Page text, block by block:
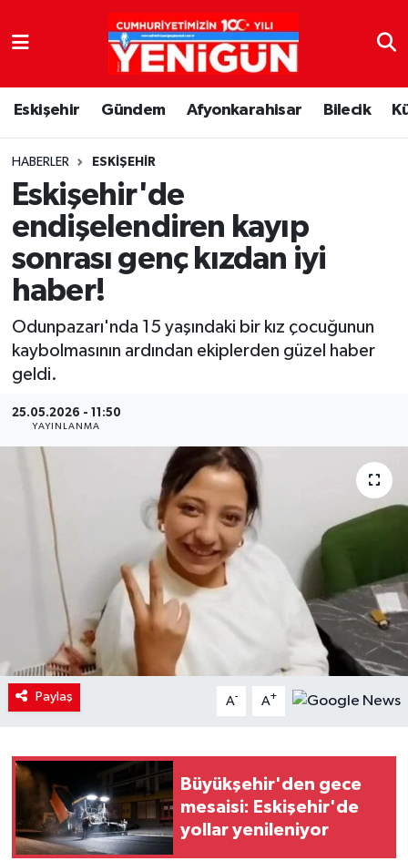
Eskişehir Gündem Afyonkarahisar Bilecik
HABERLER ESKIŞEHIR
Eskişehir'de
endişelendiren kayıp
sonrası genç kızdan iyi
haber!
Odunpazarı'nda 15 yaşındaki bir kız çocuğunun
kaybolmasının ardından ekiplerden güzel haber
geldi.
25.05.2026 - 11:50
YAYINLANMA
Paylaş A- A+
Büyükşehir'den gece
mesaisi: Eskişehir'de
yollar yenileniyor
Nöbetçi Eczaneler
Hava Durumu
Trafik Durumu
Süper Lig Puan Durumu ve Fikstür
Tüm Manşetler
Son Dakika Haberleri
Haber Arşivi